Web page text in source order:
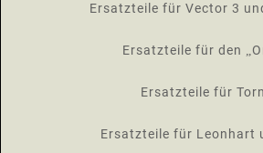
Ersatzteile für Vector 3
Ersatzteile für den
Ersatzteile für
Ersatzteile für Leonhart